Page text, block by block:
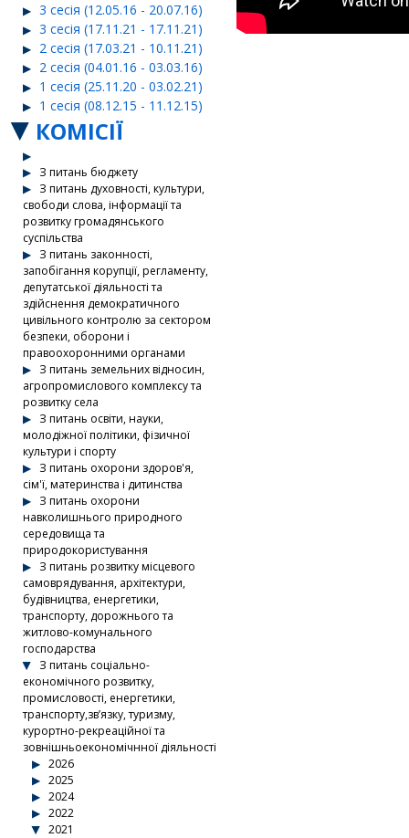
3 сесія (12.05.16 - 20.07.16)
3 сесія (17.11.21 - 17.11.21)
2 сесія (17.03.21 - 10.11.21)
2 сесія (04.01.16 - 03.03.16)
1 сесія (25.11.20 - 03.02.21)
1 сесія (08.12.15 - 11.12.15)
КОМІСІЇ
З питань бюджету
З питань духовності, культури,
свободи слова, інформації та
розвитку громадянського
суспільства
З питань законності,
запобігання корупції, регламенту,
депутатської діяльності та
здійснення демократичного
цивільного контролю за сектором
безпеки, оборони і
правоохоронними органами
З питань земельних відносин,
агропромислового комплексу та
розвитку села
З питань освіти, науки,
молодіжної політики, фізичної
культури і спорту
З питань охорони здоров'я,
сім'ї, материнства і дитинства
З питань охорони
навколишнього природного
середовища та
природокористування
З питань розвитку місцевого
самоврядування, архітектури,
будівництва, енергетики,
транспорту, дорожнього та
житлово-комунального
господарства
З питань соціально-
економічного розвитку,
промисловості, енергетики,
транспорту,зв’язку, туризму,
курортно-рекреаційної та
зовнішньоекономічнної діяльності
2026
2025
2024
2022
2021